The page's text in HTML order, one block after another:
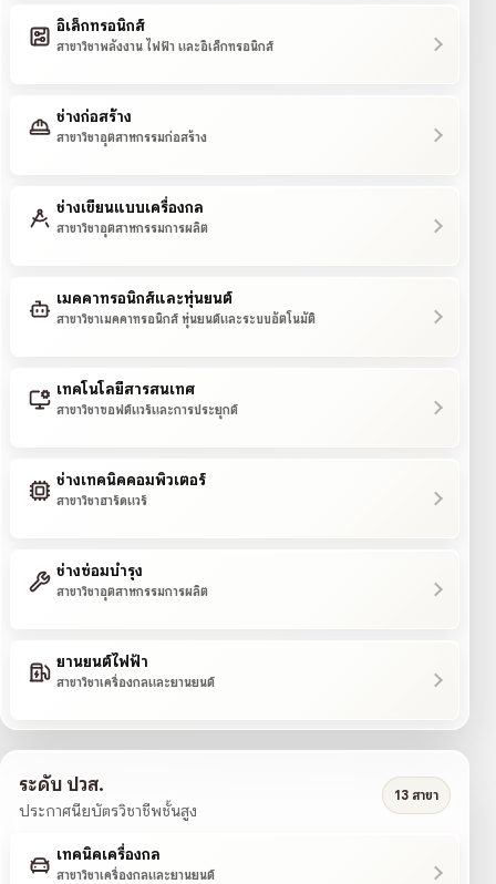
อิเล็กทรอนิกส์
สาขาวิชาพลังงาน ไฟฟ้า และอิเล็กทรอนิกส์
ช่างก่อสร้าง
สาขาวิชาอุตสาหกรรมก่อสร้าง
ช่างเขียนแบบเครื่องกล
สาขาวิชาอุตสาหกรรมการผลิต
เมคคาทรอนิกส์และหุ่นยนต์
สาขาวิชาเมคคาทรอนิกส์ หุ่นยนต์และระบบอัตโนมัติ
เทคโนโลยีสารสนเทศ
สาขาวิชาซอฟต์แวร์และการประยุกต์
ช่างเทคนิคคอมพิวเตอร์
สาขาวิชาฮาร์ดแวร์
ช่างซ่อมบำรุง
สาขาวิชาอุตสาหกรรมการผลิต
ยานยนต์ไฟฟ้า
สาขาวิชาเครื่องกลและยานยนต์
ระดับ ปวส.
ประกาศนียบัตรวิชาชีพชั้นสูง
13 สาขา
เทคนิคเครื่องกล
สาขาวิชาเครื่องกลและยานยนต์